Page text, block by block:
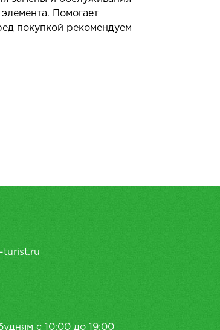
Помогает
покупкой рекомендуем
turist.ru
с 10:00 до 19:00